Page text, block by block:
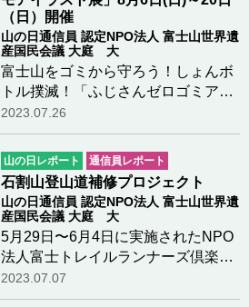
給していると…つづきを読む
（日）開催
山の日通信員 認定NPO法人 富士山世界遺
産国民会議 大庭 大
富士山をゴミから守ろう！しょんボ
トル撲滅！「ふじさんゼロゴミアク
ション ユーモアイラスト展」8月6日
（日）～20日(日)に富士北麓の道の
駅なるさわで、富士山をゴミから守
ろう！しょんボトル撲滅！「ふじさ
んゼロゴミアク…つづきを読む
2023.07.26
山の日レポート 通信員レポート
石割山登山道補修プロジェクト
山の日通信員 認定NPO法人 富士山世界遺
産国民会議 大庭 大
5月29日〜6月4日に実施されたNPO
法人富士トレイルランナーズ倶楽部
が取り組む「石割山登山道補修プロ
ジェクト」に参加しました。石割山
2023.07.07